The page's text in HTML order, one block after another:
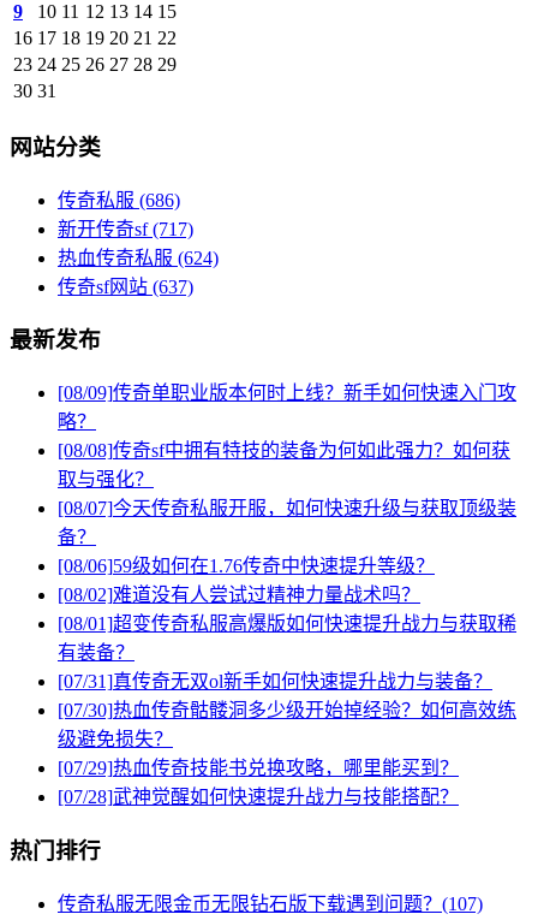
9
10 11 12 13 14 15
16 17 18 19 20 21 22
23 24 25 26 27 28 29
30 31
网站分类
传奇私服 (686)
新开传奇sf(717)
热血传奇私服 (624)
传奇sf网站 (637)
最新发布
[08/09]传奇单职业版本何时上线？新手如何快速入门攻
略？
[08/08]传奇sf中拥有特技的装备为何如此强力？如何获
取与强化？
[08/07]今天传奇私服开服，如何快速升级与获取顶级装
备？
[08/06]59级如何在1.76传奇中快速提升等级？
[08/02]难道没有人尝试过精神力量战术吗？
[08/01]超变传奇私服高爆版如何快速提升战力与获取稀
有装备？
[07/31]真传奇无双ol新手如何快速提升战力与装备？
[07/30]热血传奇骷髅洞多少级开始掉经验？如何高效练
级避免损失？
[07/29]热血传奇技能书兑换攻略，哪里能买到？
[07/28]武神觉醒如何快速提升战力与技能搭配？
热门排行
传奇私服无限金币无限钻石版下载遇到问题？(107)